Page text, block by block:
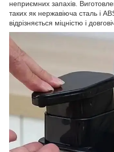
неприємних запахів.
таких як нержавіюча сталь і
відрізняється міцністю і